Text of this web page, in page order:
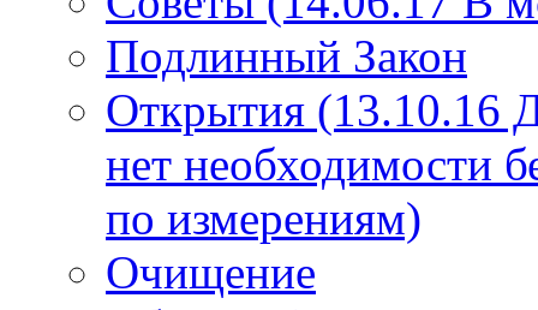
Подлинный Закон
Открытия (13.10.16
нет необходимости
по измерениям)
Очищение